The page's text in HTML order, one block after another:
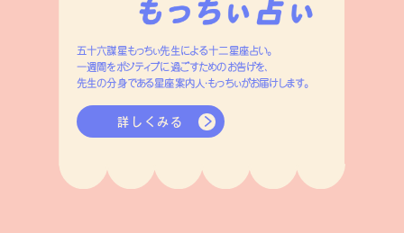
五十六謀星もっちぃ先生による十二星座占い。
一週間をポジティブに過ごすためのお告げを、
先生の分身である星座案内人・もっちぃがお届けします。
詳しくみる